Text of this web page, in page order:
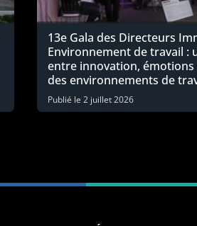
13e Gala des Directeurs
Environnement de travail :
entre innovation,
des environnements de
Publié le2 juillet 2026